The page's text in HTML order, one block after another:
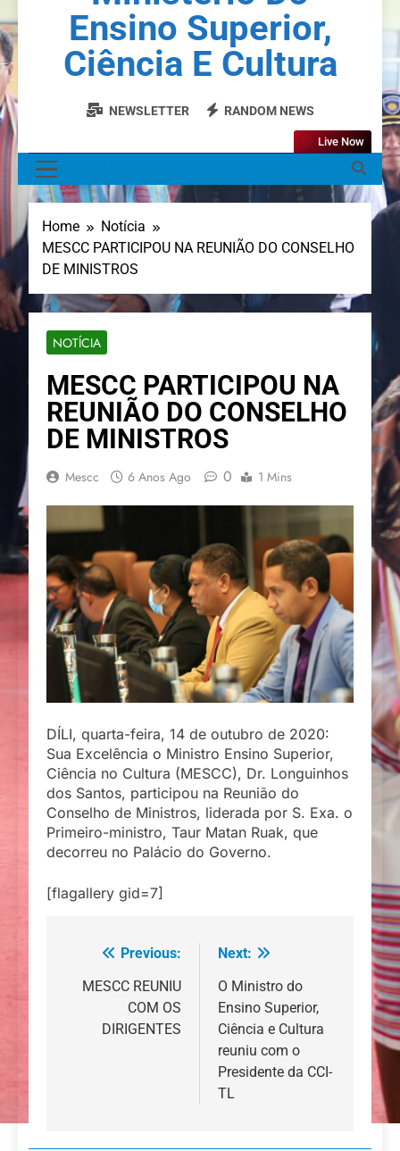
Ensino Superior,
Ciência E Cultura
NEWSLETTER RANDOM NEWS
Live Now
Home
Notícia
MESCC PARTICIPOU NA REUNIÃO DO CONSELHO
DE MINISTROS
NOTÍCIA
MESCC PARTICIPOU NA
REUNIÃO DO CONSELHO
DE MINISTROS
Mescc 6 Anos Ago 0 1 Mins
DÍLI, quarta-feira, 14 de outubro de 2020:
Sua Excelência o Ministro Ensino Superior,
Ciência no Cultura (MESCC), Dr. Longuinhos
dos Santos, participou na Reunião do
Conselho de Ministros, liderada por S. Exa. o
Primeiro-ministro, Taur Matan Ruak, que
decorreu no Palácio do Governo.
[flagallery gid=7]
Navegação
de
artigos
Previous:
MESCC REUNIU
COM OS
DIRIGENTES
Next:
O Ministro do
Ensino Superior,
Ciência e Cultura
reuniu com o
Presidente da CCI-
TL